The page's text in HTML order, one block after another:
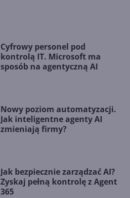
Cyfrowy personel pod
kontrolą IT. Microsoft ma
sposób na agentyczną AI
Nowy poziom automatyzacji.
Jak inteligentne agenty AI
zmieniają firmy?
Jak bezpiecznie zarządzać AI?
Zyskaj pełną kontrolę z Agent
365